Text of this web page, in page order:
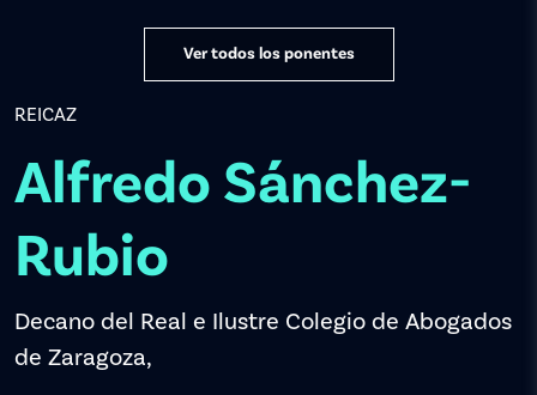
Ver todos los ponentes
REICAZ
Alfredo Sánchez-
Rubio
Decano del Real e Ilustre Colegio de Abogados
de Zaragoza,